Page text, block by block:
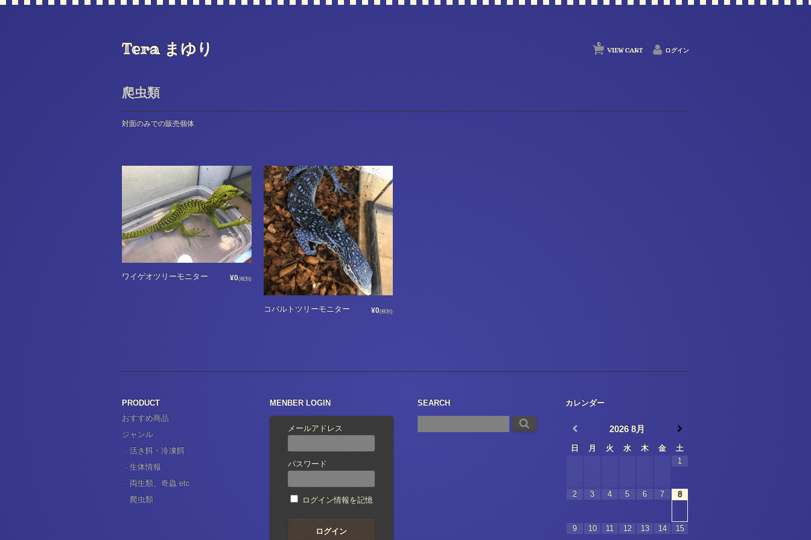
VIEW CART
0
ログイン
Tera まゆり
爬虫類
対面のみでの販売個体
ワイゲオツリーモニター ¥0(税別)
コバルトツリーモニター ¥0(税別)
PRODUCT
おすすめ商品
ジャンル
活き餌・冷凍餌
生体情報
両生類、奇蟲 etc
爬虫類
MENBER LOGIN
メールアドレス
パスワード
ログイン情報を記憶
SEARCH カレンダー
2026 8月
日 月 火 水 木 金
土
1
2 3 4 5 6 7 8
9 10 11 12 13 14 15